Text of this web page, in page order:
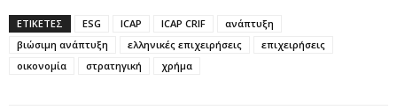
ΕΤΙΚΕΤΕΣ ESG ICAP ICAP CRIF
ανάπτυξη
βιώσιμη ανάπτυξη
ελληνικές επιχειρήσεις
επιχειρήσεις
οικονομία
στρατηγική χρήμα